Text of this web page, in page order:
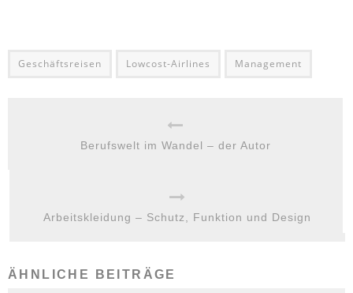
Geschäftsreisen Lowcost-Airlines Management
Berufswelt im Wandel – der Autor
Arbeitskleidung – Schutz, Funktion und Design
ÄHNLICHE BEITRÄGE